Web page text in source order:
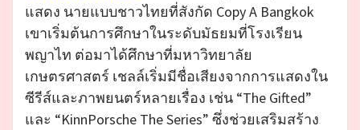
แสดง นายแบบชาวไทยที่สังกัด Copy A Bangkok
เขาเริ่มต้นการศึกษาในระดับมัธยมที่โรงเรียน
พญาไท ต่อมาได้ศึกษาที่มหาวิทยาลัย
เกษตรศาสตร์ เชลล์เริ่มมีชื่อเสียงจากการแสดงใน
ซีรีส์และภาพยนตร์หลายเรื่อง เช่น “The Gifted”
และ “KinnPorsche The Series” ซึ่งช่วยเสริมสร้าง